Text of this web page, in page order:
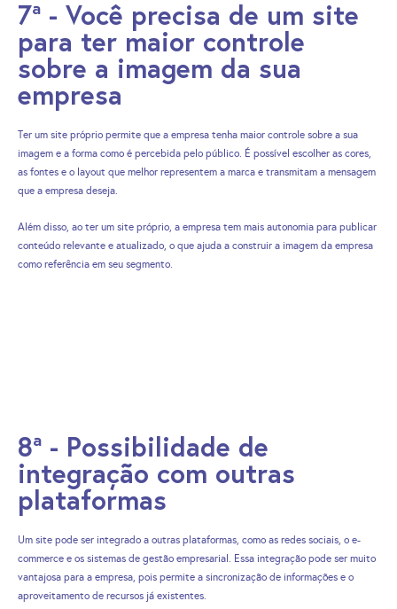
7ª - Você precisa de um site
para ter maior controle
sobre a imagem da sua
empresa
Ter um site próprio permite que a empresa tenha maior controle sobre a sua
imagem e a forma como é percebida pelo público. É possível escolher as cores,
as fontes e o layout que melhor representem a marca e transmitam a mensagem
que a empresa deseja.
Além disso, ao ter um site próprio, a empresa tem mais autonomia para publicar
conteúdo relevante e atualizado, o que ajuda a construir a imagem da empresa
como referência em seu segmento.
8ª - Possibilidade de
integração com outras
plataformas
Um site pode ser integrado a outras plataformas, como as redes sociais, o e-
commerce e os sistemas de gestão empresarial. Essa integração pode ser muito
vantajosa para a empresa, pois permite a sincronização de informações e o
aproveitamento de recursos já existentes.